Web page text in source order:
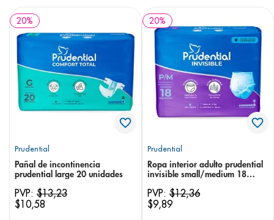
20%
Prudential
Pañal de incontinencia
prudential large 20 unidades
PVP: $13,23
$10,58
20%
Prudential
Ropa interior adulto prudential
invisible small/medium 18
PVP:$12,36
$9,89
10.prueba embarazo